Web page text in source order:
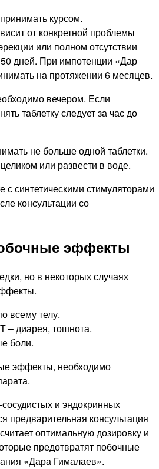
курсом.
от конкретной проблемы
или полном отсутствии
дней. При импотенции «Дар
на протяжении 6 месяцев.
вечером. Если
таблетку следует за час до
не больше одной таблетки.
или развести в воде.
с синтетическими стимуляторами
консультации со
эффекты
но в некоторых случаях
всему телу.
– диарея, тошнота.
боли.
эффекты, необходимо
и эндокринных
предварительная консультация
оптимальную дозировку и
предотвратят побочные
«Дара Гималаев».